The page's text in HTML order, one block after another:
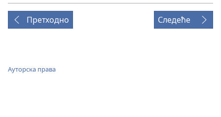
Претходно Следеће
Ауторска права